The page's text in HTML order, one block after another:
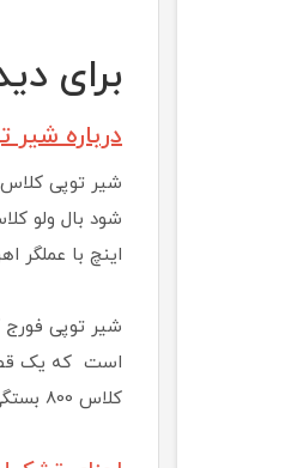
برای
درباره شیر
اینچ با عملگر
است که یک
کلاس 800 بستگی به جنس آلیاژ و متریال آن دارد که از دو جنس فولاد و استیل و با دو نوع اتصال دنده ای و جوشی متفاوت می باشد .